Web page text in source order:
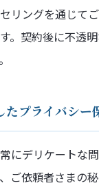
リングを通じて
。契約後に不透
たプライバシー
にデリケートな問
ご依頼者さまの